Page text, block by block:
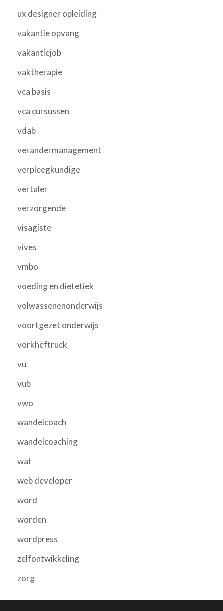
ux designer opleiding
vakantie opvang
vakantiejob
vaktherapie
vca basis
vca cursussen
vdab
verandermanagement
verpleegkundige
vertaler
verzorgende
visagiste
vives
vmbo
voeding en dietetiek
volwassenenonderwijs
voortgezet onderwijs
vorkheftruck
vu
vub
vwo
wandelcoach
wandelcoaching
wat
web developer
word
worden
wordpress
zelfontwikkeling
zorg